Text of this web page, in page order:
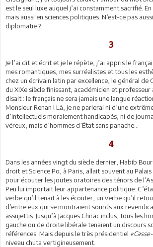
est le seul luxe auquel j’ai constamment sacrifié.
mais aussi en sciences politiques. N’est-ce pas
diplomatie ?
3
Je l’ai dit et écrit et je le répète, j’ai appris le
mes romantiques, mes surréalistes et tous les
chez un écrivain latin par excellence, le général de
du XIXe siècle finissant, académicien et professeur
disait : le français ne sera jamais une langue
Monsieur Renan ! Là, je ne parlerai ni d’une
d’intellectuels moralement handicapés, ni de
véreux, mais d’hommes d’État sans panache…
4
Dans les années vingt du siècle dernier, Habib
droit et Science Po, à Paris, allait souvent au
pour écouter les joutes oratoires des ténors de
Peu lui importait leur appartenance politique.
verbe qu’il tenait à les écouter, un verbe qu’il
d’entre eux qui se montraient sourds aux
assujettis. Jusqu’à Jacques Chirac inclus, tous les
gauche ou de droite libérale tenaient un discours
références. Mais depuis le très présidentiel
niveau chuta vertigineusement.